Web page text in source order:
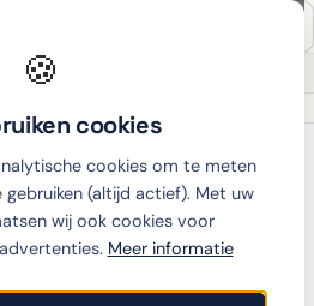
🍪
cookies
cookies om te meten
gebruiken (altijd actief). Met uw
wij ook cookies voor
Meer informatie
partner
abonnement